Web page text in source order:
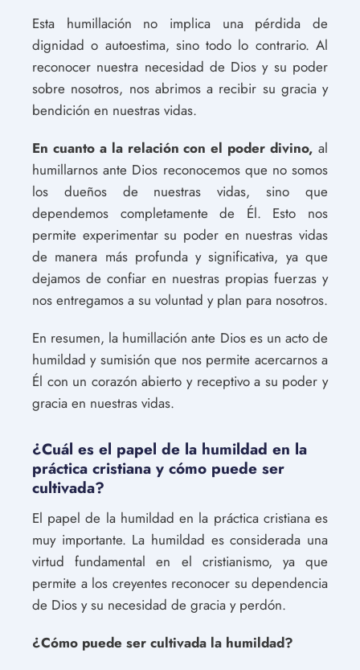
Esta humillación no implica una pérdida de
dignidad o autoestima, sino todo lo contrario. Al
reconocer nuestra necesidad de Dios y su poder
sobre nosotros, nos abrimos a recibir su gracia y
bendición en nuestras vidas.
En cuanto a la relación con el poder divino, al
humillarnos ante Dios reconocemos que no somos
los dueños de nuestras vidas, sino que
dependemos completamente de Él. Esto nos
permite experimentar su poder en nuestras vidas
de manera más profunda y significativa, ya que
dejamos de confiar en nuestras propias fuerzas y
nos entregamos a su voluntad y plan para nosotros.
En resumen, la humillación ante Dios es un acto de
humildad y sumisión que nos permite acercarnos a
Él con un corazón abierto y receptivo a su poder y
gracia en nuestras vidas.
¿Cuál es el papel de la humildad en la
práctica cristiana y cómo puede ser
cultivada?
El papel de la humildad en la práctica cristiana es
muy importante. La humildad es considerada una
virtud fundamental en el cristianismo, ya que
permite a los creyentes reconocer su dependencia
de Dios y su necesidad de gracia y perdón.
¿Cómo puede ser cultivada la humildad?